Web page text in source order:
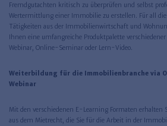
Fremdgutachten kritisch zu überprüfen und selbst
Wertermittlung einer Immobilie zu erstellen. Für all
Tätigkeiten aus der Immobilienwirtschaft und
Ihnen eine umfangreiche Produktpalette
Webinar, Online-Seminar oder Lern-Video.
Weiterbildung für die Immobilienbranche via
Webinar
Mit den verschiedenen E-Learning Formaten
aus dem Mietrecht, die Sie für die Arbeit in der